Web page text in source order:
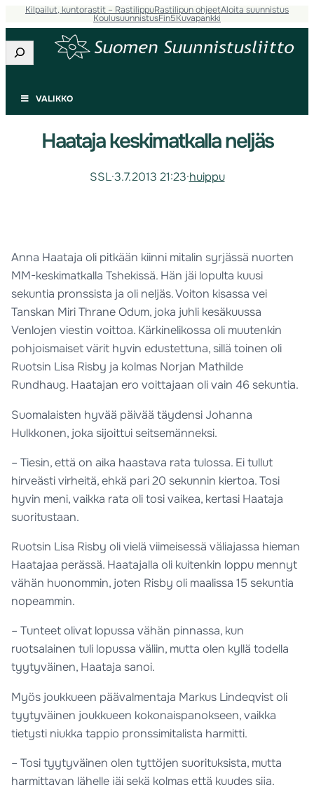
Kilpailut, kuntorastit – RastilippuRastilipun ohjeetAloita suunnistus
KoulusuunnistusFin5Kuvapankki
Etsi
VALIKKO
Haataja keskimatkalla neljäs
SSL·3.7.2013 21:23·huippu
Anna Haataja oli pitkään kiinni mitalin syrjässä nuorten
MM-keskimatkalla Tshekissä. Hän jäi lopulta kuusi
sekuntia pronssista ja oli neljäs. Voiton kisassa vei
Tanskan Miri Thrane Odum, joka juhli kesäkuussa
Venlojen viestin voittoa. Kärkinelikossa oli muutenkin
pohjoismaiset värit hyvin edustettuna, sillä toinen oli
Ruotsin Lisa Risby ja kolmas Norjan Mathilde
Rundhaug. Haatajan ero voittajaan oli vain 46 sekuntia.
Suomalaisten hyvää päivää täydensi Johanna
Hulkkonen, joka sijoittui seitsemänneksi.
– Tiesin, että on aika haastava rata tulossa. Ei tullut
hirveästi virheitä, ehkä pari 20 sekunnin kiertoa. Tosi
hyvin meni, vaikka rata oli tosi vaikea, kertasi Haataja
suoritustaan.
Ruotsin Lisa Risby oli vielä viimeisessä väliajassa hieman
Haatajaa perässä. Haatajalla oli kuitenkin loppu mennyt
vähän huonommin, joten Risby oli maalissa 15 sekuntia
nopeammin.
– Tunteet olivat lopussa vähän pinnassa, kun
ruotsalainen tuli lopussa väliin, mutta olen kyllä todella
tyytyväinen, Haataja sanoi.
Myös joukkueen päävalmentaja Markus Lindeqvist oli
tyytyväinen joukkueen kokonaispanokseen, vaikka
tietysti niukka tappio pronssimitalista harmitti.
– Tosi tyytyväinen olen tyttöjen suorituksista, mutta
harmittavan lähelle jäi sekä kolmas että kuudes sija.